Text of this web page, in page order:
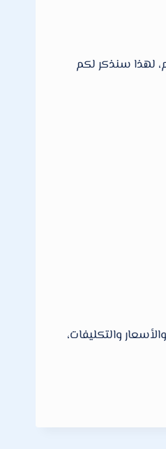
لهذا سنذكر لكم
الكويت 66610692 للمزيد من الخدمات المميزة والأسعار والتكليفات،